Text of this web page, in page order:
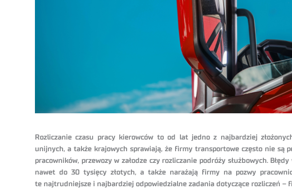
Rozliczanie czasu pracy kierowców to od lat jedno z najbardziej
unijnych, a także krajowych sprawiają, że firmy transportowe często nie są
pracowników, przewozy w załodze czy rozliczanie podróży służbowych.
nawet do 30 tysięcy złotych, a także narażają firmy na pozwy
te najtrudniejsze i najbardziej odpowiedzialne zadania dotyczące rozliczeń –